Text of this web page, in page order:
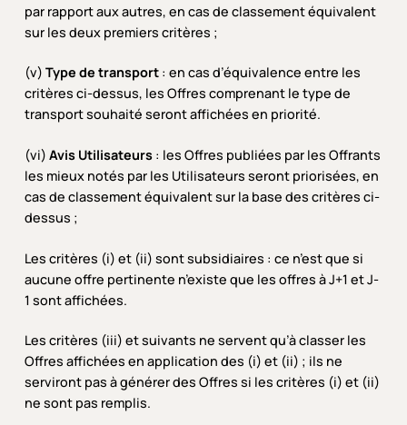
par rapport aux autres, en cas de classement équivalent
sur les deux premiers critères ;
(v) Type de transport: en cas d’équivalence entre les
critères ci-dessus, les Offres comprenant le type de
transport souhaité seront affichées en priorité.
(vi) Avis Utilisateurs: les Offres publiées par les Offrants
les mieux notés par les Utilisateurs seront priorisées, en
cas de classement équivalent sur la base des critères ci-
dessus ;
Les critères (i) et (ii) sont subsidiaires : ce n’est que si
aucune offre pertinente n’existe que les offres à J+1 et J-
1 sont affichées.
Les critères (iii) et suivants ne servent qu’à classer les
Offres affichées en application des (i) et (ii) ; ils ne
serviront pas à générer des Offres si les critères (i) et (ii)
ne sont pas remplis.